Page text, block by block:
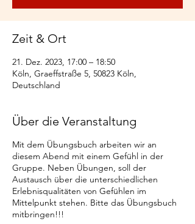
Zeit & Ort
21. Dez. 2023, 17:00 – 18:50
Köln, Graeffstraße 5, 50823 Köln,
Deutschland
Über die Veranstaltung
Mit dem Übungsbuch arbeiten wir an
diesem Abend mit einem Gefühl in der
Gruppe. Neben Übungen, soll der
Austausch über die unterschiedlichen
Erlebnisqualitäten von Gefühlen im
Mittelpunkt stehen. Bitte das Übungsbuch
mitbringen!!!